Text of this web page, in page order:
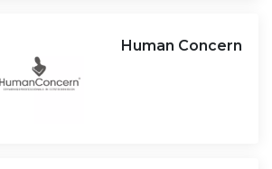
Human Concern